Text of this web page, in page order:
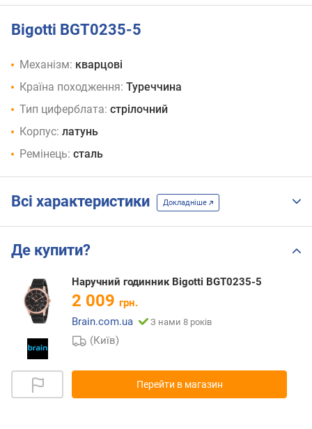
Bigotti BGT0235-5
Механізм: кварцові
Країна походження: Туреччина
Тип циферблата: стрілочний
Корпус: латунь
Ремінець: сталь
Всі характеристики Докладніше
Де купити?
Наручний годинник Bigotti BGT0235-5
2 009 грн.
Brain.com.ua
З нами 8 років
(Київ)
Перейти в магазин